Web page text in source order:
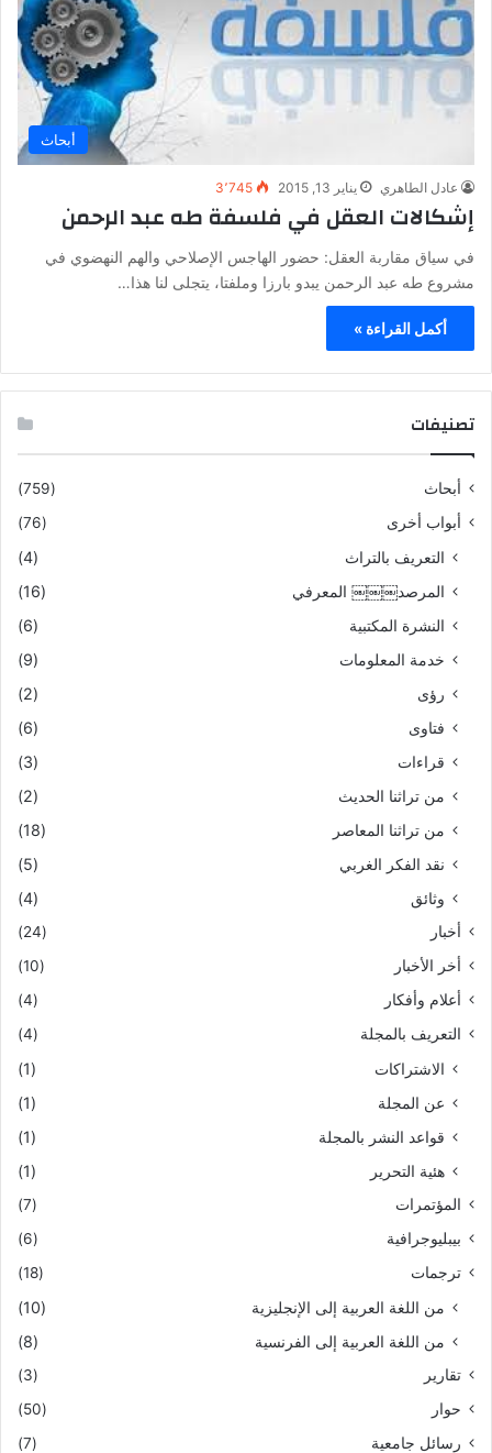
أبحاث
عادل الطاهري يناير 13, 2015 3٬745
إشكالات العقل في فلسفة طه عبد الرحمن
في سياق مقاربة العقل: حضور الهاجس الإصلاحي والهم النهضوي في
مشروع طه عبد الرحمن يبدو بارزا وملفتا، يتجلى لنا هذا…
أكمل القراءة »
تصنيفات
أبحاث
(759)
أبواب أخرى
(76)
التعريف بالتراث
(4)
المرصد￼￼￼ المعرفي
(16)
النشرة المكتبية
(6)
خدمة المعلومات
(9)
رؤى
(2)
فتاوى
(6)
قراءات
(3)
من تراثنا الحديث
(2)
من تراثنا المعاصر
(18)
نقد الفكر الغربي
(5)
وثائق
(4)
أخبار
(24)
أخر الأخبار
(10)
أعلام وأفكار
(4)
التعريف بالمجلة
(4)
الاشتراكات
(1)
عن المجلة
(1)
قواعد النشر بالمجلة
(1)
هئية التحرير
(1)
المؤتمرات
(7)
بيبليوجرافية
(6)
ترجمات
(18)
من اللغة العربية إلى الإنجليزية
(10)
من اللغة العربية إلى الفرنسية
(8)
تقارير
(3)
حوار
(50)
رسائل جامعية
(7)